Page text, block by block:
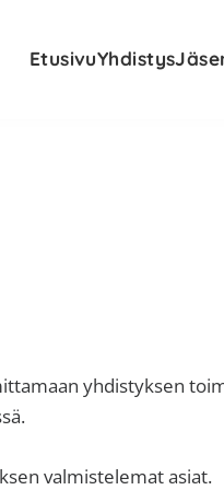
EtusivuYhdistys
yhdistyksen
valmistelemat asiat.